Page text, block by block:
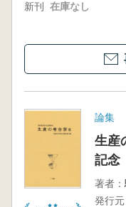
新刊 在庫なし
論集
生産
記念
著者：
発行元